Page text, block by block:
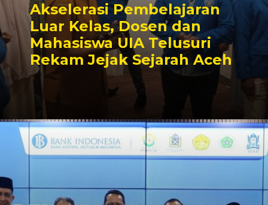
Akselerasi Pembelajaran
Luar Kelas, Dosen dan
Mahasiswa UIA Telusuri
Rekam Jejak Sejarah Aceh